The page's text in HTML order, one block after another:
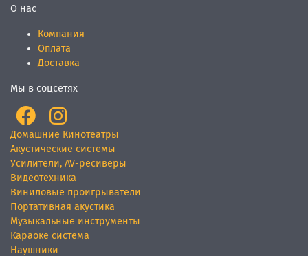
О нас
Компания
Оплата
Доставка
Мы в соцсетях
Домашние Кинотеатры
Акустические системы
Усилители, AV-ресиверы
Видеотехника
Виниловые проигрыватели
Портативная акустика
Музыкальные инструменты
Караоке система
Наушники